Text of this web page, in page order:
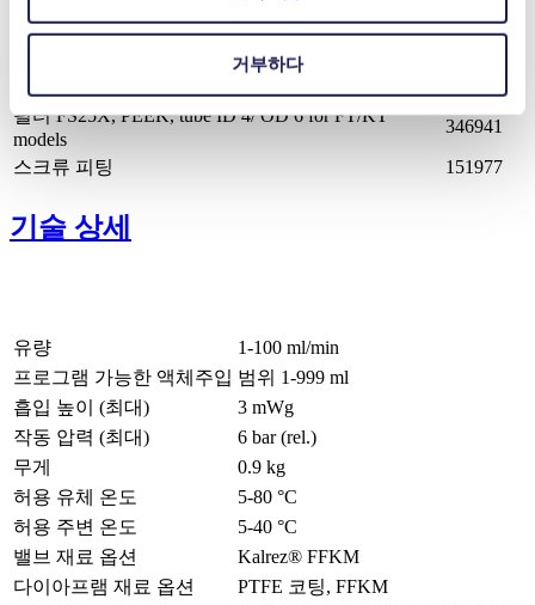
거부하다
FT head with 칼레즈 밸브, 다이아프램 제외
167668
FT head with *켐라즈 밸브, 다이아프램 제외
필터 FS25X, PEEK, tube ID 4/ OD 6 for FT/KT
models
346941
스크류 피팅
151977
기술 상세
유량
1-100 ml/min
프로그램 가능한 액체주입 범위 1-999 ml
흡입 높이 (최대)
3 mWg
작동 압력 (최대)
6 bar (rel.)
무게
0.9 kg
허용 유체 온도
5-80 °C
허용 주변 온도
5-40 °C
밸브 재료 옵션
Kalrez® FFKM
다이아프램 재료 옵션
PTFE 코팅, FFKM